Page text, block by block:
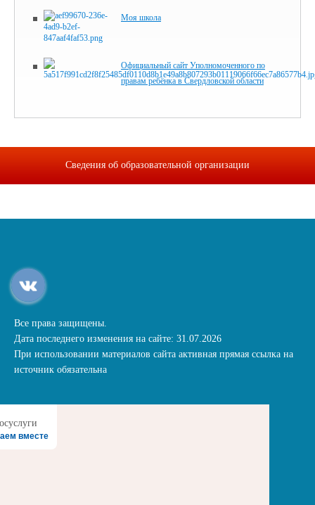
Моя школа
Официальный сайт Уполномоченного по
правам ребёнка в Свердловской области
Сведения об образовательной организации
Все права защищены.
Дата последнего изменения на сайте: 31.07.2026
При использовании материалов сайта активная прямая ссылка на
источник обязательна
вместе